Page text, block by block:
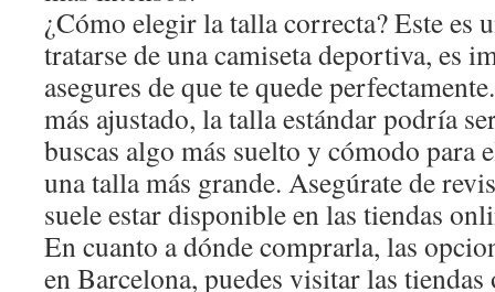
¿Cómo elegir la talla correcta? Este es
tratarse de una camiseta deportiva, es
asegures de que te quede
más ajustado, la talla estándar podría
buscas algo más suelto y cómodo para
una talla más grande. Asegúrate de
suele estar disponible en las tiendas
En cuanto a dónde comprarla, las
en Barcelona, puedes visitar las